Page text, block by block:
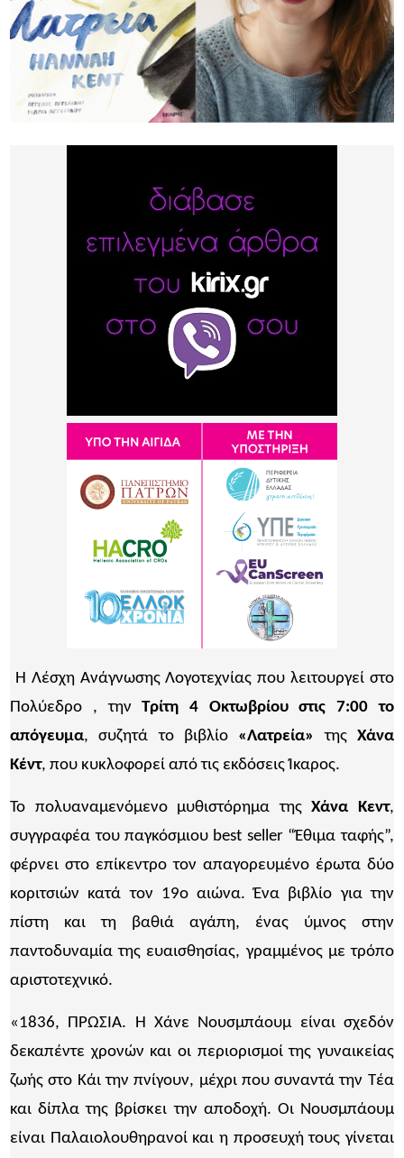
Η Λέσχη Ανάγνωσης Λογοτεχνίας που λειτουργεί στο
Πολύεδρο , τηνΤρίτη 4 Οκτωβρίου στις 7:00 το
απόγευμα, συζητά το βιβλίο «Λατρεία» της Χάνα
Κέντ, που κυκλοφορεί από τις εκδόσεις Ίκαρος.
Το πολυαναμενόμενο μυθιστόρημα τηςΧάνα Κεντ,
συγγραφέα του παγκόσμιου best seller “Έθιμα ταφής”,
φέρνει στο επίκεντρο τον απαγορευμένο έρωτα δύο
κοριτσιών κατά τον 19ο αιώνα. Ένα βιβλίο για την
πίστη και τη βαθιά αγάπη, ένας ύμνος στην
παντοδυναμία της ευαισθησίας, γραμμένος με τρόπο
αριστοτεχνικό.
«1836, ΠΡΩΣΙΑ. Η Χάνε Νουσμπάουμ είναι σχεδόν
δεκαπέντε χρονών και οι περιορισμοί της γυναικείας
ζωής στο Κάι την πνίγουν, μέχρι που συναντά την Τέα
και δίπλα της βρίσκει την αποδοχή. Οι Νουσμπάουμ
είναι Παλαιολουθηρανοί και η προσευχή τους γίνεται